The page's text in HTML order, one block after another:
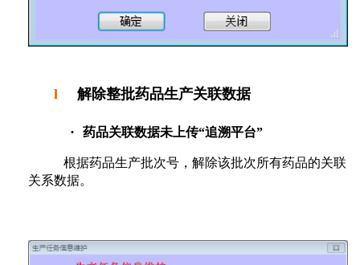
l 解除整批药品生产关联数据
· 药品关联数据未上传“追溯平台”
根据药品生产批次号，解除该批次所有药品的关联
关系数据。